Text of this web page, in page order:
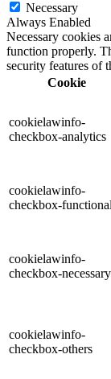
Necessary
Always Enabled
Necessary cookies
function properly.
security features of
Cookie
cookielawinfo-
checkbox-analytics
cookielawinfo-
checkbox-functional
cookielawinfo-
checkbox-necessary
cookielawinfo-
checkbox-others